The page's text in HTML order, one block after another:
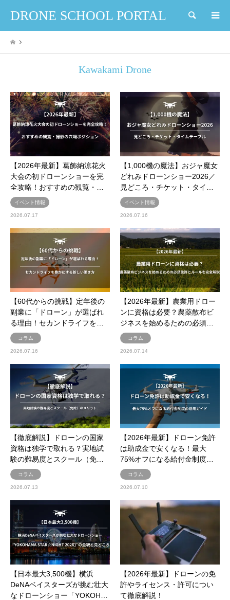
DRONE SCHOOL PORTAL 検索
Kawakami Drone
【2026年最新】葛飾納涼花火
大会の初ドローンショーを完
全攻略！おすすめの観覧・…
イベント情報
2026.07.17
【1,000機の魔法】おジャ魔女
どれみドローンショー2026／
見どころ・チケット・タイ…
イベント情報
2026.07.16
【60代からの挑戦】定年後の
副業に「ドローン」が選ばれ
る理由！セカンドライフを…
コラム
2026.07.16
【2026年最新】農業用ドロー
ンに資格は必要？農薬散布ビ
ジネスを始めるための必須…
コラム
2026.07.14
【徹底解説】ドローンの国家
資格は独学で取れる？実地試
験の難易度とスクール（免…
コラム
2026.07.13
【2026年最新】ドローン免許
は助成金で安くなる！最大
75%オフになる給付金制度…
コラム
2026.07.10
【日本最大3,500機】横浜
DeNAベイスターズが挑む壮大
なドローンショー「YOKOH…
【2026年最新】ドローンの免
許やライセンス・許可につい
て徹底解説！